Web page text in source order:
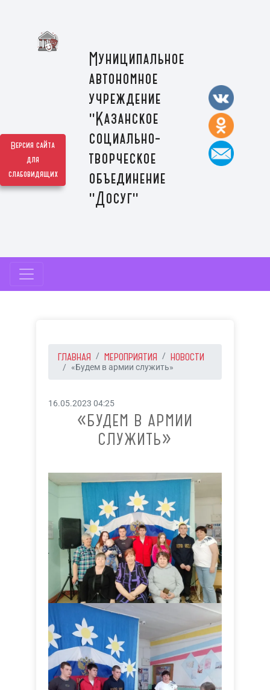
Версия сайта
для
слабовидящих
Муниципальное
автономное
учреждение
"Казанское
социально-
творческое
объединение
"Досуг"
ГЛАВНАЯ МЕРОПРИЯТИЯ НОВОСТИ
«Будем в армии служить»
16.05.2023 04:25
«БУДЕМ В АРМИИ
СЛУЖИТЬ»